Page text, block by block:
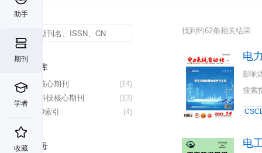
助手
期刊
学者
收藏
数据库
(14)
北大核心期刊
(13)
中国科技核心期刊
(4)
CSCD索引
首字母
找到约62条相关结果
电
影响
搜索
电